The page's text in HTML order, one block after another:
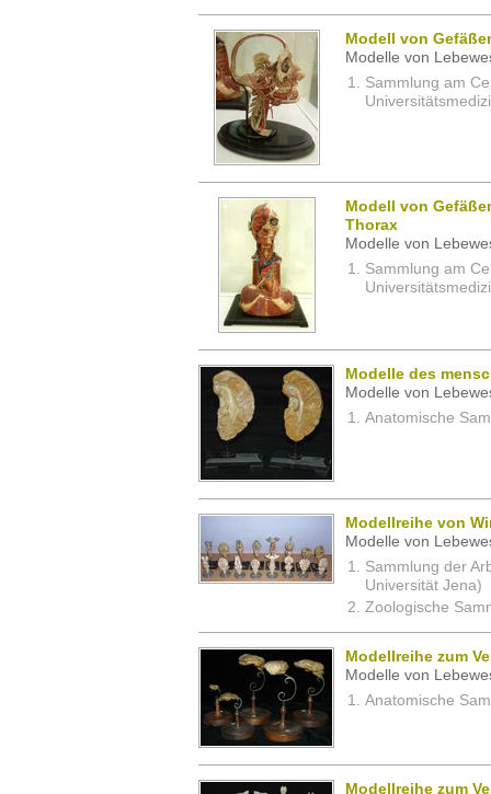
Modell von
Modelle von
Sammlung am
Modell von
Thorax
Modelle von
Sammlung am
Modelle des
Modelle von
Anatomische
Modellreihe von
Modelle von
Sammlung der
Universität Jena)
Zoologische
Modellreihe zum
Modelle von
Anatomische
Modellreihe zum